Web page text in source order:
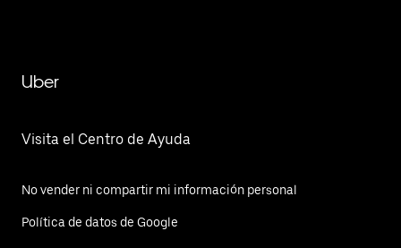
Uber
Visita el Centro de Ayuda
No vender ni compartir mi información personal
Política de datos de Google